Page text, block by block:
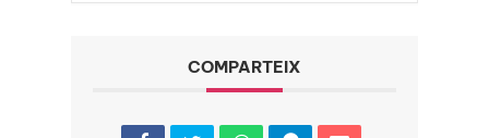
COMPARTEIX